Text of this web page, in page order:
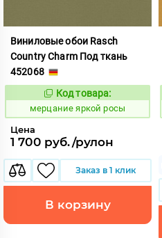
Виниловые обои Rasch
Country Charm Под ткань
452068
975832
Код товара:
мерцание яркой росы
Цена
1 700 руб./рулон
Заказ в 1 клик
В корзину